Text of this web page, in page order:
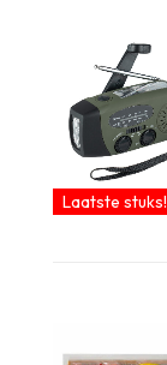
Laatste stuks!